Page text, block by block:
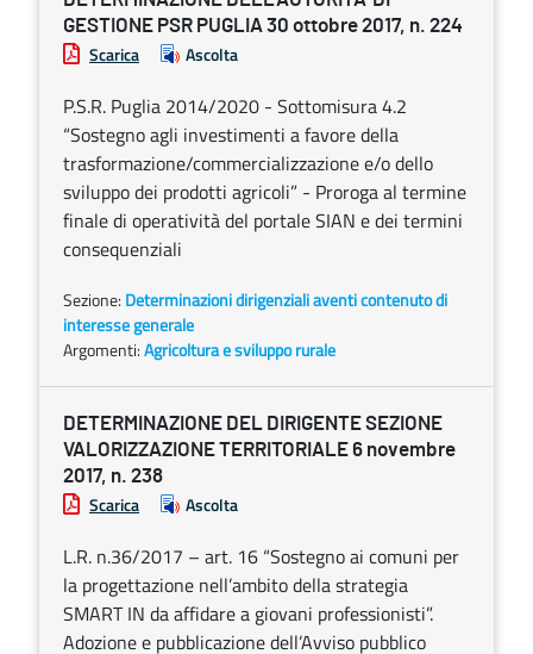
GESTIONE PSR PUGLIA 30 ottobre 2017, n. 224
Scarica Ascolta
P.S.R. Puglia 2014/2020 - Sottomisura 4.2
“Sostegno agli investimenti a favore della
trasformazione/commercializzazione e/o dello
sviluppo dei prodotti agricoli” - Proroga al termine
finale di operatività del portale SIAN e dei termini
consequenziali
Sezione: Determinazioni dirigenziali aventi contenuto di
interesse generale
Argomenti:Agricoltura e sviluppo rurale
DETERMINAZIONE DEL DIRIGENTE SEZIONE
VALORIZZAZIONE TERRITORIALE 6 novembre
2017, n. 238
Scarica Ascolta
L.R. n.36/2017 – art. 16 “Sostegno ai comuni per
la progettazione nell’ambito della strategia
SMART IN da affidare a giovani professionisti”.
Adozione e pubblicazione dell’Avviso pubblico